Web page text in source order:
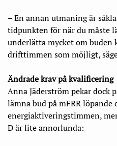
– En annan utmaning är
tidpunkten för när du måste
underlätta mycket om buden
drifttimmen som möjligt,
Ändrade krav på kvalificering
Anna Jäderström pekar dock
lämna bud på mFRR löpande
energiaktiveringstimmen,
D är lite annorlunda: